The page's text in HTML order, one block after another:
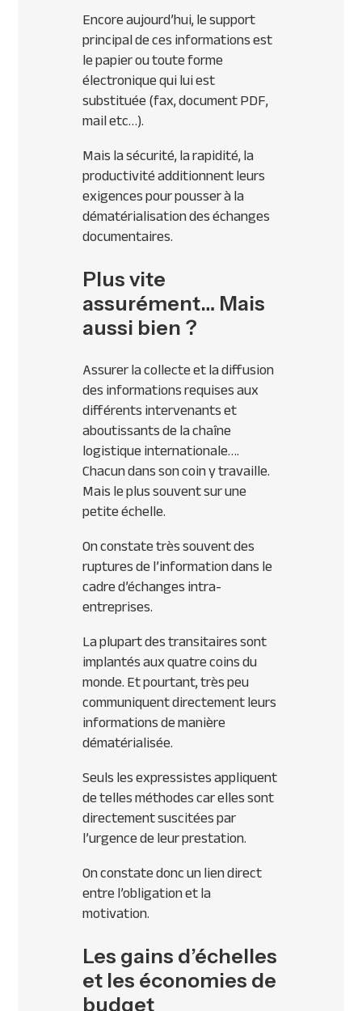
Encore aujourd’hui, le support
principal de ces informations est
le papier ou toute forme
électronique qui lui est
substituée (fax, documentPDF,
mail etc…).
Mais la sécurité, la rapidité, la
productivité additionnent leurs
exigences pour pousser à la
dématérialisation des échanges
documentaires.
Plus vite
assurément… Mais
aussi bien ?
Assurer la collecte et la diffusion
des informations requises aux
différents intervenants et
aboutissants de la chaîne
logistique internationale….
Chacun dans son coin y travaille.
Mais le plus souvent sur une
petite échelle.
On constate très souvent des
ruptures de l’information dans le
cadre d’échanges intra-
entreprises.
La plupart des transitaires sont
implantés aux quatre coins du
monde. Et pourtant, très peu
communiquent directement leurs
informations de manière
dématérialisée.
Seuls les expressistes appliquent
de telles méthodes car elles sont
directement suscitées par
l’urgence de leur prestation.
On constate donc un lien direct
entre l’obligation et la
motivation.
Les gains d’échelles
et les économies de
budget